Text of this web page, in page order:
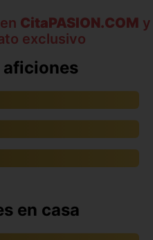
CitaPASION.COM y
exclusivo
aficiones
en casa